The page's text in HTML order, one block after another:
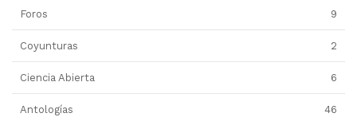
Foros 9
Coyunturas 2
Ciencia Abierta 6
Antologías 46